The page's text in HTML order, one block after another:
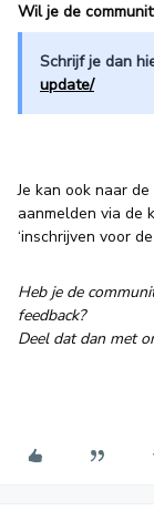
Wil je de
Schrijf je dan
update/
Je kan ook naar
aanmelden via de
‘inschrijven voor
Heb je de
feedback?
Deel dat dan met